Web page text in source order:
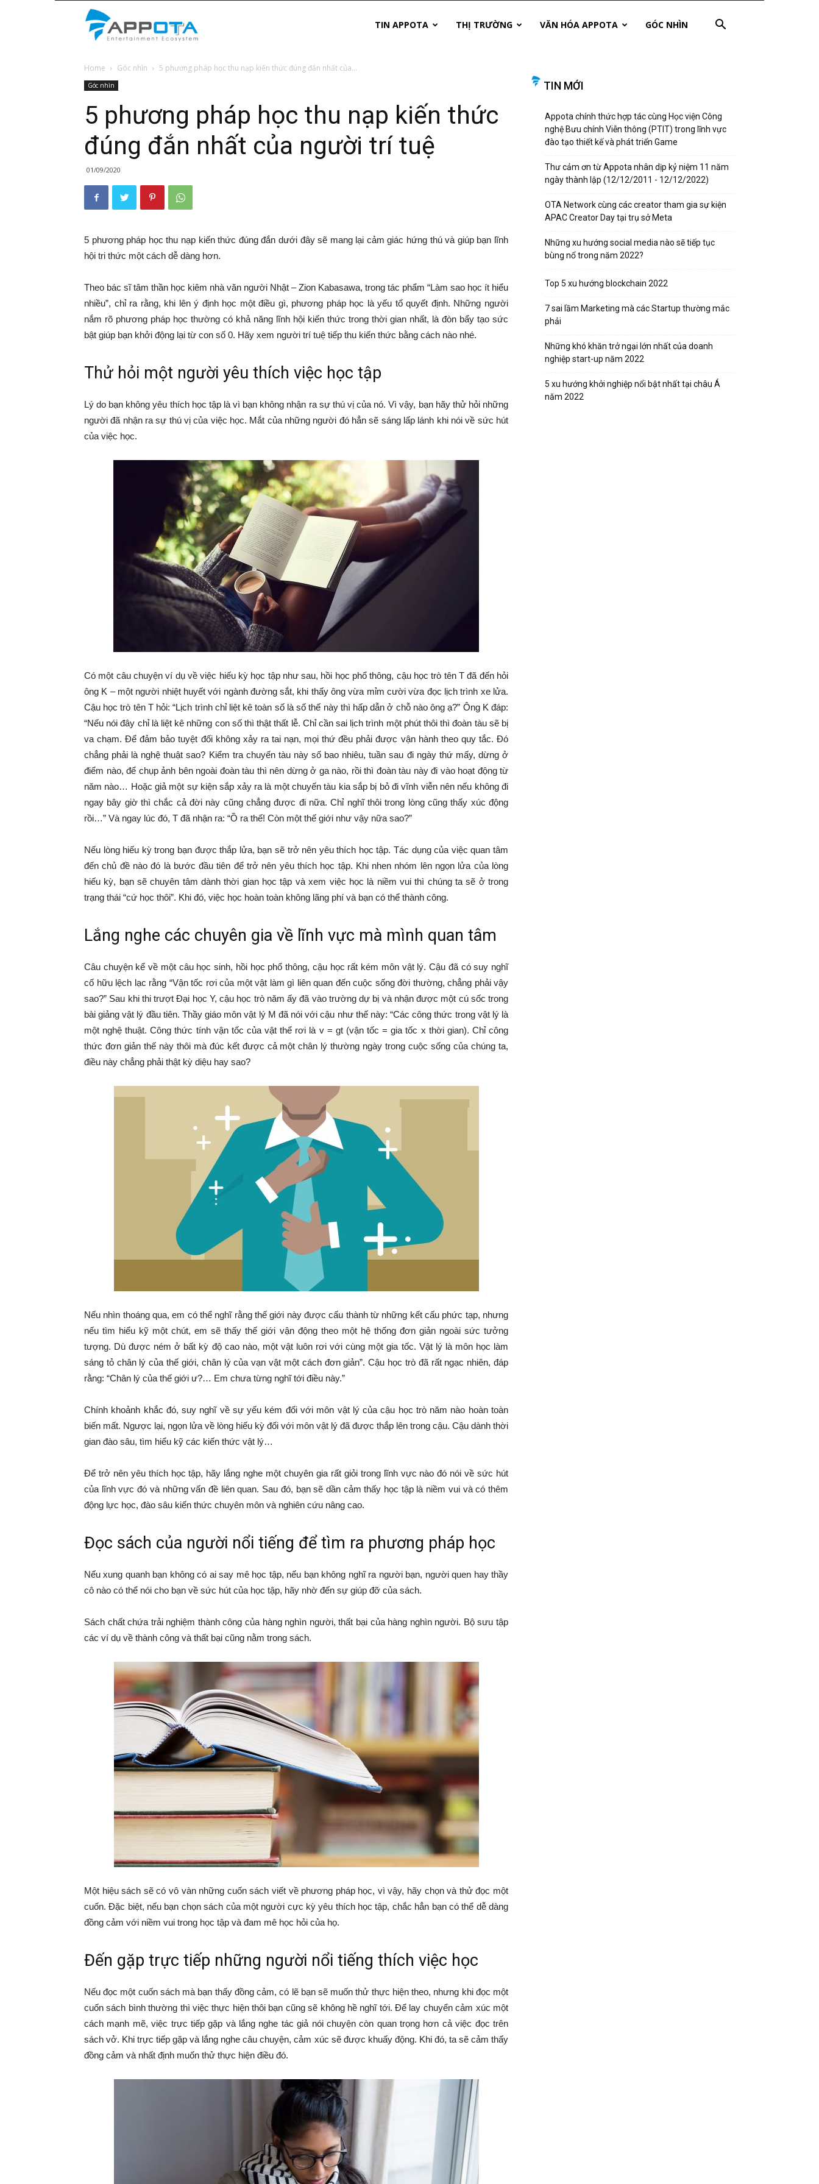
News
TIN APPOTA THỊ TRƯỜNG VĂN HÓA APPOTA GÓC NHÌN
Home Góc nhìn 5 phương pháp học thu nạp kiến thức đúng đắn nhất của...
Góc nhìn
5 phương pháp học thu nạp kiến thức
đúng đắn nhất của người trí tuệ
01/09/2020
5 phương pháp học thu nạp kiến thức đúng đắn dưới đây sẽ mang lại cảm giác hứng thú và giúp bạn lĩnh
hội tri thức một cách dễ dàng hơn.
Theo bác sĩ tâm thần học kiêm nhà văn người Nhật – Zion Kabasawa, trong tác phẩm “Làm sao học ít hiểu
nhiều”, chỉ ra rằng, khi lên ý định học một điều gì, phương pháp học là yếu tố quyết định. Những người
nắm rõ phương pháp học thường có khả năng lĩnh hội kiến thức trong thời gian nhất, là đòn bẩy tạo sức
bật giúp bạn khởi động lại từ con số 0. Hãy xem người trí tuệ tiếp thu kiến thức bằng cách nào nhé.
Thử hỏi một người yêu thích việc học tập
Lý do bạn không yêu thích học tập là vì bạn không nhận ra sự thú vị của nó. Vì vậy, bạn hãy thử hỏi những
người đã nhận ra sự thú vị của việc học. Mắt của những người đó hẳn sẽ sáng lấp lánh khi nói về sức hút
của việc học.
Có một câu chuyện ví dụ về việc hiếu kỳ học tập như sau, hồi học phổ thông, cậu học trò tên T đã đến hỏi
ông K – một người nhiệt huyết với ngành đường sắt, khi thấy ông vừa mỉm cười vừa đọc lịch trình xe lửa.
Cậu học trò tên T hỏi: “Lịch trình chỉ liệt kê toàn số là số thế này thì hấp dẫn ở chỗ nào ông ạ?” Ông K đáp:
“Nếu nói đây chỉ là liệt kê những con số thì thật thất lễ. Chỉ cần sai lịch trình một phút thôi thì đoàn tàu sẽ bị
va chạm. Để đảm bảo tuyệt đối không xảy ra tai nạn, mọi thứ đều phải được vận hành theo quy tắc. Đó
chẳng phải là nghệ thuật sao? Kiểm tra chuyến tàu này số bao nhiêu, tuần sau đi ngày thứ mấy, dừng ở
điểm nào, để chụp ảnh bên ngoài đoàn tàu thì nên dừng ở ga nào, rồi thì đoàn tàu này đi vào hoạt động từ
năm nào… Hoặc giả một sự kiện sắp xảy ra là một chuyến tàu kia sắp bị bỏ đi vĩnh viễn nên nếu không đi
ngay bây giờ thì chắc cả đời này cũng chẳng được đi nữa. Chỉ nghĩ thôi trong lòng cũng thấy xúc động
rồi…” Và ngay lúc đó, T đã nhận ra: “Ồ ra thế! Còn một thế giới như vậy nữa sao?”
Nếu lòng hiếu kỳ trong bạn được thắp lửa, bạn sẽ trở nên yêu thích học tập. Tác dụng của việc quan tâm
đến chủ đề nào đó là bước đầu tiên để trở nên yêu thích học tập. Khi nhen nhóm lên ngọn lửa của lòng
hiếu kỳ, bạn sẽ chuyên tâm dành thời gian học tập và xem việc học là niềm vui thì chúng ta sẽ ở trong
trạng thái “cứ học thôi”. Khi đó, việc học hoàn toàn không lãng phí và bạn có thể thành công.
Lắng nghe các chuyên gia về lĩnh vực mà mình quan tâm
Câu chuyện kể về một câu học sinh, hồi học phổ thông, cậu học rất kém môn vật lý. Cậu đã có suy nghĩ
cố hữu lệch lạc rằng “Vận tốc rơi của một vật làm gì liên quan đến cuộc sống đời thường, chẳng phải vậy
sao?” Sau khi thi trượt Đại học Y, cậu học trò năm ấy đã vào trường dự bị và nhận được một cú sốc trong
bài giảng vật lý đầu tiên. Thầy giáo môn vật lý M đã nói với cậu như thế này: “Các công thức trong vật lý là
một nghệ thuật. Công thức tính vận tốc của vật thể rơi là v = gt (vận tốc = gia tốc x thời gian). Chỉ công
thức đơn giản thế này thôi mà đúc kết được cả một chân lý thường ngày trong cuộc sống của chúng ta,
điều này chẳng phải thật kỳ diệu hay sao?
Nếu nhìn thoáng qua, em có thể nghĩ rằng thế giới này được cấu thành từ những kết cấu phức tạp, nhưng
nếu tìm hiểu kỹ một chút, em sẽ thấy thế giới vận động theo một hệ thống đơn giản ngoài sức tưởng
tượng. Dù được ném ở bất kỳ độ cao nào, một vật luôn rơi với cùng một gia tốc. Vật lý là môn học làm
sáng tỏ chân lý của thế giới, chân lý của vạn vật một cách đơn giản”. Cậu học trò đã rất ngạc nhiên, đáp
rằng: “Chân lý của thế giới ư?… Em chưa từng nghĩ tới điều này.”
Chính khoảnh khắc đó, suy nghĩ về sự yếu kém đối với môn vật lý của cậu học trò năm nào hoàn toàn
biến mất. Ngược lại, ngọn lửa về lòng hiếu kỳ đối với môn vật lý đã được thắp lên trong cậu. Cậu dành thời
gian đào sâu, tìm hiểu kỹ các kiến thức vật lý…
Để trở nên yêu thích học tập, hãy lắng nghe một chuyên gia rất giỏi trong lĩnh vực nào đó nói về sức hút
của lĩnh vực đó và những vấn đề liên quan. Sau đó, bạn sẽ dần cảm thấy học tập là niềm vui và có thêm
động lực học, đào sâu kiến thức chuyên môn và nghiên cứu nâng cao.
Đọc sách của người nổi tiếng để tìm ra phương pháp học
Nếu xung quanh bạn không có ai say mê học tập, nếu bạn không nghĩ ra người bạn, người quen hay thầy
cô nào có thể nói cho bạn về sức hút của học tập, hãy nhờ đến sự giúp đỡ của sách.
Sách chất chứa trải nghiệm thành công của hàng nghìn người, thất bại của hàng nghìn người. Bộ sưu tập
các ví dụ về thành công và thất bại cũng nằm trong sách.
Một hiệu sách sẽ có vô vàn những cuốn sách viết về phương pháp học, vì vậy, hãy chọn và thử đọc một
cuốn. Đặc biệt, nếu bạn chọn sách của một người cực kỳ yêu thích học tập, chắc hẳn bạn có thể dễ dàng
đồng cảm với niềm vui trong học tập và đam mê học hỏi của họ.
Đến gặp trực tiếp những người nổi tiếng thích việc học
Nếu đọc một cuốn sách mà bạn thấy đồng cảm, có lẽ bạn sẽ muốn thử thực hiện theo, nhưng khi đọc một
cuốn sách bình thường thì việc thực hiện thôi bạn cũng sẽ không hề nghĩ tới. Để lay chuyển cảm xúc một
cách mạnh mẽ, việc trực tiếp gặp và lắng nghe tác giả nói chuyện còn quan trọng hơn cả việc đọc trên
sách vở. Khi trực tiếp gặp và lắng nghe câu chuyện, cảm xúc sẽ được khuấy động. Khi đó, ta sẽ cảm thấy
đồng cảm và nhất định muốn thử thực hiện điều đó.
TIN MỚI
Appota chính thức hợp tác cùng Học viện Công
nghệ Bưu chính Viễn thông (PTIT) trong lĩnh vực
đào tạo thiết kế và phát triển Game
Thư cảm ơn từ Appota nhân dịp kỷ niệm 11 năm
ngày thành lập (12/12/2011 - 12/12/2022)
OTA Network cùng các creator tham gia sự kiện
APAC Creator Day tại trụ sở Meta
Những xu hướng social media nào sẽ tiếp tục
bùng nổ trong năm 2022?
Top 5 xu hướng blockchain 2022
7 sai lầm Marketing mà các Startup thường mắc
phải
Những khó khăn trở ngại lớn nhất của doanh
nghiệp start-up năm 2022
5 xu hướng khởi nghiệp nổi bật nhất tại châu Á
năm 2022